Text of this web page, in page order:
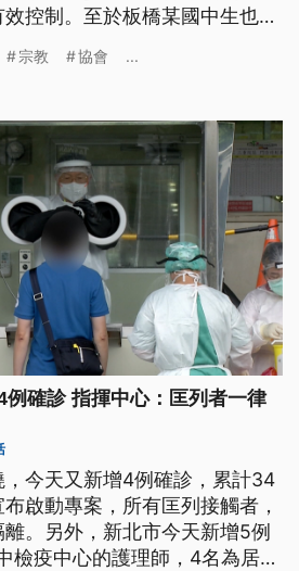
控制。至於板橋某國中生也是
停課14天。
宗教 協會 ...
確診 指揮中心：匡列者一律
今天又新增4例確診，累計34
啟動專案，所有匡列接觸者，
。另外，新北市今天新增5例
檢疫中心的護理師，4名為居家